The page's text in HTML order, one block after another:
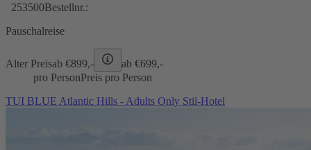
253500Bestellnr.:
Pauschalreise
Alter Preisab €899,- ab €699,-
pro PersonPreis pro Person
TUI BLUE Atlantic Hills - Adults Only Stil-Hotel